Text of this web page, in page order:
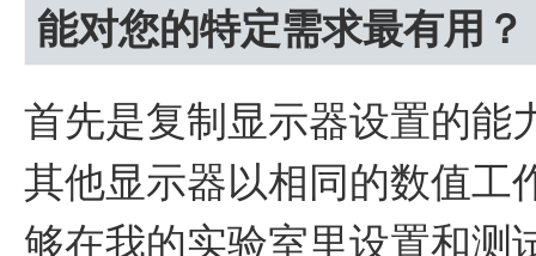
能对您的特定需求最有用？
首先是复制显示器设置的能
其他显示器以相同的数值工
够在我的实验室里设置和测